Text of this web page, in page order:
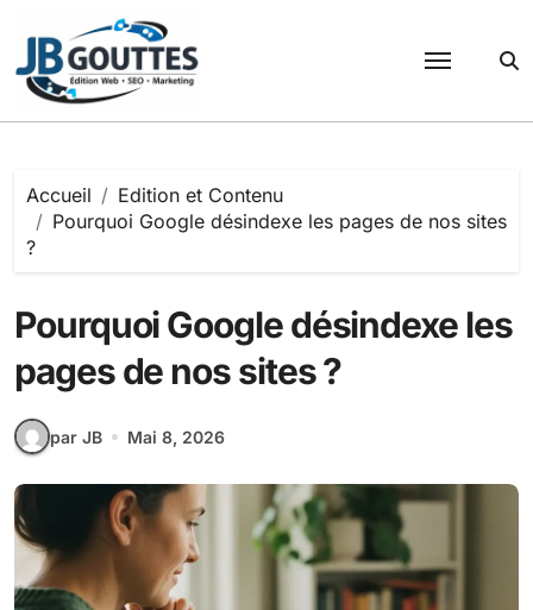
contenu
Accueil
Edition et Contenu
Pourquoi Google désindexe les pages de nos sites
?
Pourquoi Google désindexe les
pages de nos sites ?
par JB Mai 8, 2026